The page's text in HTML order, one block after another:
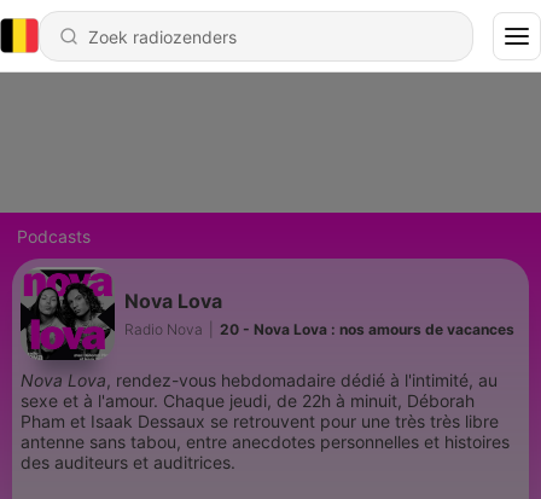
Podcasts
Nova Lova
Radio Nova 20 - Nova Lova : nos amours de vacances
Nova Lova, rendez-vous hebdomadaire dédié à l'intimité, au
sexe et à l'amour. Chaque jeudi, de 22h à minuit, Déborah
Pham et Isaak Dessaux se retrouvent pour une très très libre
antenne sans tabou, entre anecdotes personnelles et histoires
des auditeurs et auditrices.